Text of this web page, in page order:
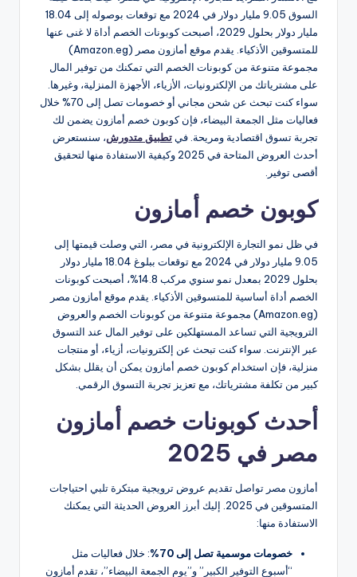
السوق 9.05 مليار دولار في 2024 مع توقعات بوصوله إلى 18.04
مليار دولار بحلول 2029، أصبحت كوبونات الخصم أداة لا غنى عنها
للمتسوقين الأذكياء. يقدم موقع أمازون مصر (Amazon.eg)
مجموعة متنوعة من كوبونات الخصم التي تمكنك من توفير المال
على مشترياتك من الإلكترونيات، الأزياء، الأجهزة المنزلية، وغيرها.
سواء كنت تبحث عن شحن مجاني أو خصومات تصل إلى 70% خلال
فعاليات مثل الجمعة البيضاء، فإن كوبون خصم أمازون يضمن لك
تجربة تسوق اقتصادية ومريحة. في تطبيق متدورش، سنستعرض
أحدث العروض المتاحة في 2025 وكيفية الاستفادة منها لتحقيق
أقصى توفير.
كوبون خصم أمازون
في ظل نمو التجارة الإلكترونية في مصر، التي وصلت قيمتها إلى
9.05 مليار دولار في 2024 مع توقعات ببلوغ 18.04 مليار دولار
بحلول 2029 بمعدل نمو سنوي مركب 14.8%، أصبحت كوبونات
الخصم أداة أساسية للمتسوقين الأذكياء. يقدم موقع أمازون مصر
(Amazon.eg) مجموعة متنوعة من كوبونات الخصم والعروض
الترويجية التي تساعد المستهلكين على توفير المال عند التسوق
عبر الإنترنت. سواء كنت تبحث عن إلكترونيات، أزياء، أو منتجات
منزلية، فإن استخدام كوبون خصم أمازون يمكن أن يقلل بشكل
كبير من تكلفة مشترياتك، مع تعزيز تجربة التسوق الرقمي.
أحدث كوبونات خصم أمازون
مصر في 2025
أمازون مصر تواصل تقديم عروض ترويجية مبتكرة تلبي احتياجات
المتسوقين في 2025. إليك أبرز العروض الحديثة التي يمكنك
الاستفادة منها:
خصومات موسمية تصل إلى 70%
: خلال فعاليات مثل
“أسبوع التوفير الكبير” و”يوم الجمعة البيضاء”، تقدم أمازون